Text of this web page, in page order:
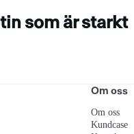
som är starkt
Om oss
Om oss
Kundcase